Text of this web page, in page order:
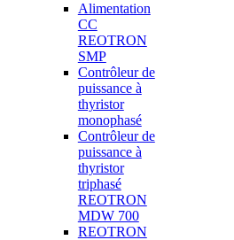
Alimentation
CC
REOTRON
SMP
Contrôleur de
puissance à
thyristor
monophasé
Contrôleur de
puissance à
thyristor
triphasé
REOTRON
MDW 700
REOTRON